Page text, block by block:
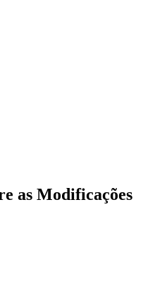
as Modificações